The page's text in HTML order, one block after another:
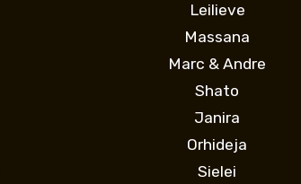
Leilieve
Massana
Marc & Andre
Shato
Janira
Orhideja
Sielei